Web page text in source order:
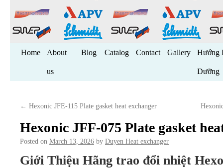
Skip
Home About
us
Blog Catalog Contact Gallery Hướng
Dưỡng
← Hexonic JFE-115 Plate gasket heat exchanger
Hexonic JFF-075 Plate gasket
Posted on March 13, 2026 by Duyen Heat exchanger
Giới Thiệu Hãng trao đổi nhiệt